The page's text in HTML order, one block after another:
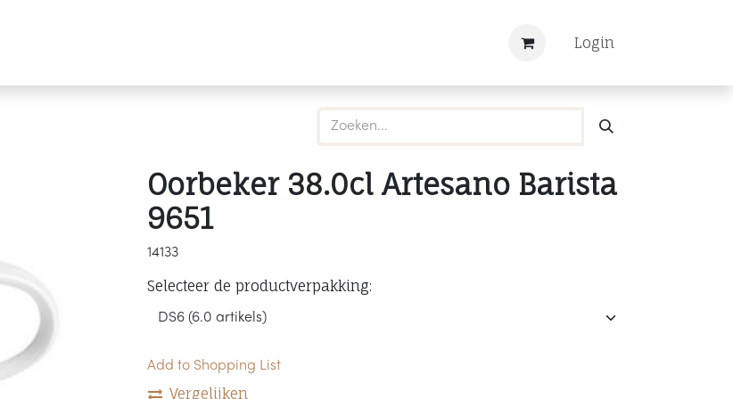
Login
Oorbeker 38.0cl Artesano Barista
9651
14133
Selecteer de productverpakking:
Add to Shopping List
Vergelijken